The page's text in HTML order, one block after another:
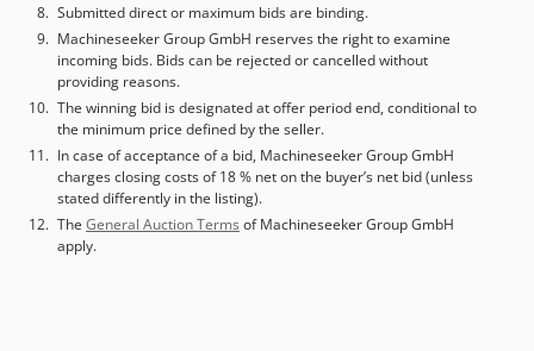
Submitted direct or maximum bids are binding.
Machineseeker Group GmbH reserves the right to examine
incoming bids. Bids can be rejected or cancelled without
providing reasons.
The winning bid is designated at offer period end, conditional to
the minimum price defined by the seller.
In case of acceptance of a bid, Machineseeker Group GmbH
charges closing costs of 18 % net on the buyer’s net bid (unless
stated differently in the listing).
The General Auction Terms of Machineseeker Group GmbH
apply.